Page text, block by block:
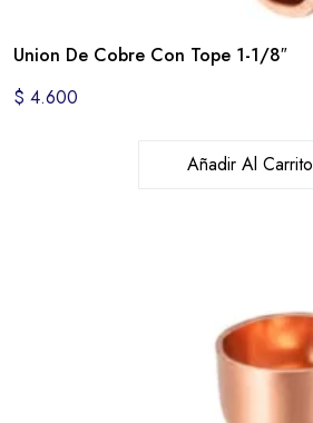
Union De Cobre Con Tope 1-1/8″
$ 4.600
Añadir Al Carrito